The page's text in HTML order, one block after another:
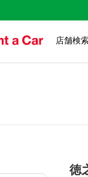
店舗検
徳